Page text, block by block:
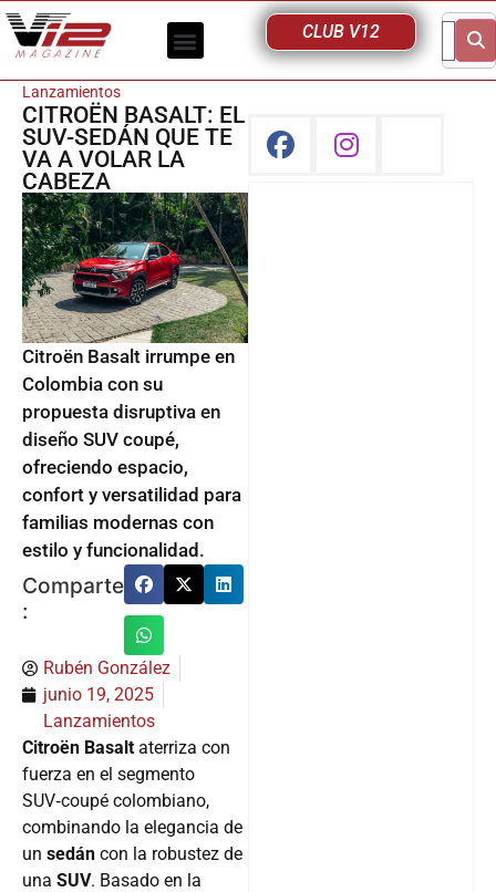
CLUB V12
Lanzamientos
CITROËN BASALT: EL
SUV-SEDÁN QUE TE
VA A VOLAR LA
CABEZA
Citroën Basalt irrumpe en
Colombia con su
propuesta disruptiva en
diseño SUV coupé,
ofreciendo espacio,
confort y versatilidad para
familias modernas con
estilo y funcionalidad.
Comparte
:
Rubén González
junio 19, 2025
Lanzamientos
Citroën Basalt aterriza con
fuerza en el segmento
SUV‑coupé colombiano,
combinando la elegancia de
un sedán con la robustez de
una SUV. Basado en la